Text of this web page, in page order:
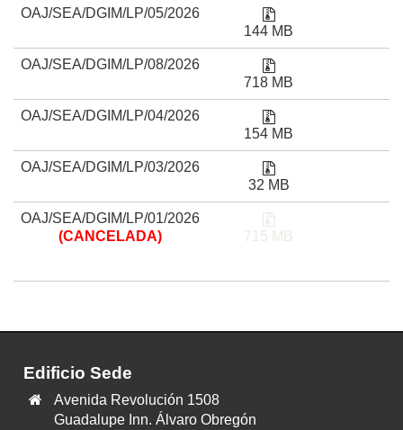
OAJ/SEA/DGIM/LP/05/2026
Liga para consultar el
144 MB
OAJ/SEA/DGIM/LP/08/2026
Liga para consultar el
718 MB
OAJ/SEA/DGIM/LP/04/2026
Liga para consultar el
154 MB
OAJ/SEA/DGIM/LP/03/2026
Liga para consultar el
32 MB
OAJ/SEA/DGIM/LP/01/2026
(CANCELADA)
Liga para consultar el
715 MB
Edificio Sede
Dirección
del
Avenida Revolución 1508
Guadalupe Inn. Álvaro Obregón